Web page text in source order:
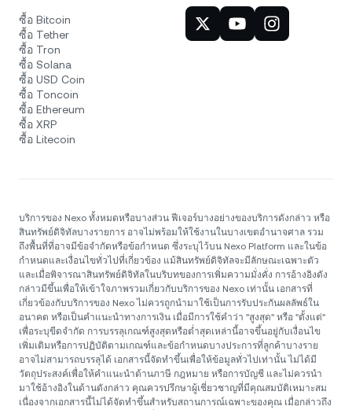
ซื้อ Bitcoin
ซื้อ Tether
ซื้อ Tron
ซื้อ Solana
ซื้อ USD Coin
ซื้อ Toncoin
ซื้อ Ethereum
ซื้อ XRP
ซื้อ Litecoin
บริการของ Nexo ทั้งหมดหรือบางส่วน ฟีเจอร์บางอย่างของบริการดังกล่าว หรือ
สินทรัพย์ดิจิทัลบางรายการ อาจไม่พร้อมให้ใช้งานในบางเขตอำนาจศาล รวม
ถึงพื้นที่ที่อาจมีข้อจำกัดหรือข้อกำหนด ซึ่งระบุไว้บน Nexo Platform และในข้อ
กำหนดและเงื่อนไขทั่วไปที่เกี่ยวข้อง แม้สินทรัพย์ดิจิทัลจะมีลักษณะเฉพาะตัว
และเมื่อพิจารณาสินทรัพย์ดิจิทัลในบริบทของการเพิ่มความมั่งคั่ง การอ้างอิงดัง
กล่าวมีขึ้นเพื่อให้เข้าใจภาพรวมเกี่ยวกับบริการของ Nexo เท่านั้น เอกสารที่
เกี่ยวข้องกับบริการของ Nexo ไม่ควรถูกนำมาใช้เป็นการรับประกันผลลัพธ์ใน
อนาคต หรือเป็นคำแนะนำทางการเงิน เมื่อมีการใช้คำว่า "สูงสุด" หรือ "ตั้งแต่"
เพื่อระบุขีดจำกัด การบรรลุเกณฑ์สูงสุดหรือต่ำสุดเหล่านี้อาจขึ้นอยู่กับเงื่อนไข
เพิ่มเติมหรือการปฏิบัติตามเกณฑ์และข้อกำหนดบางประการที่ลูกค้าบางราย
อาจไม่สามารถบรรลุได้ เอกสารนี้จัดทำขึ้นเพื่อให้ข้อมูลทั่วไปเท่านั้น ไม่ได้มี
วัตถุประสงค์เพื่อให้คำแนะนำด้านภาษี กฎหมาย หรือการบัญชี และไม่ควรนำ
มาใช้อ้างอิงในด้านดังกล่าว คุณควรปรึกษาผู้เชี่ยวชาญที่มีคุณสมบัติเหมาะสม
เนื่องจากเอกสารนี้ไม่ได้จัดทำขึ้นสำหรับสถานการณ์เฉพาะของคุณ เมื่อกล่าวถึง